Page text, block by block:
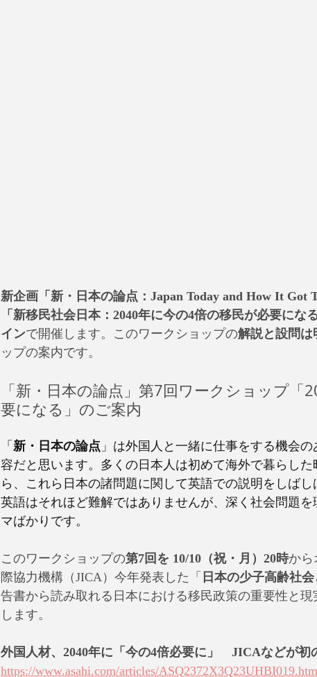
新企画「新・日本の論点：Japan Today and How It Got
「新移民社会日本：2040年に今の4倍の移民が必要にな
インで開催します。このワークショップの解説と設問は
ップの案内です。
「新・日本の論点」第7回ワークショップ
要になる」のご案内
「 新・日本の論点 」は外国人と一緒に仕事をする機会
容だと思います。多くの日本人は初めて海外で暮らし
ら、これら日本の諸問題に関して英語での説明をしば
英語はそれほど難解ではありませんが、深く社会問題
マばかりです。
このワークショップの第7回を 10/10（祝・月）20時から
際協力機構（JICA）今年発表した「 日本の少子高齢社
告書から読み取れる日本における移民政策の重要性と
します。
外国人材、2040年に「今の4倍必要に」　JICAなどが
https://www.asahi.com/articles/